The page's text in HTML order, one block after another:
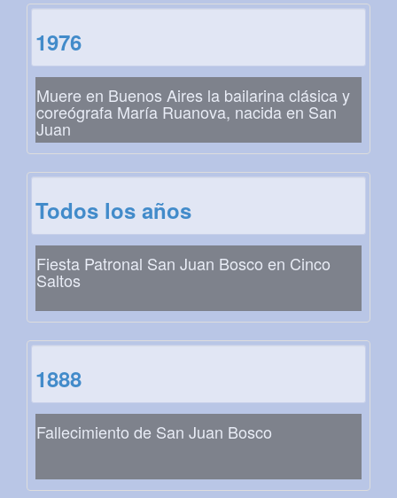
1976
Muere en Buenos Aires la bailarina clásica y
coreógrafa María Ruanova, nacida en San
Juan
Todos los años
Fiesta Patronal San Juan Bosco en Cinco
Saltos
1888
Fallecimiento de San Juan Bosco